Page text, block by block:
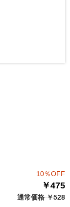
10％OFF
￥475
通常価格 ￥528